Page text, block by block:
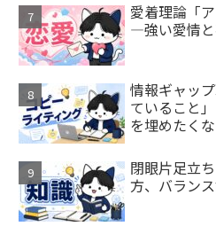
愛着理論「
—強い愛情
情報ギャッ
ていること
を埋めたく
閉眼片足立
方、バラン